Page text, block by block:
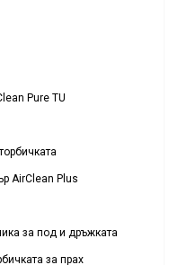
Pure TU
AirClean Plus
за под и дръжката
за прах